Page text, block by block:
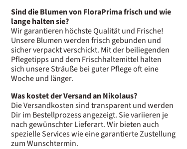
Sind die Blumen von FloraPrima frisch und wie
lange halten sie?
Wir garantieren höchste Qualität und Frische!
Unsere Blumen werden frisch gebunden und
sicher verpackt verschickt. Mit der beiliegenden
Pflegetipps und dem Frischhaltemittel halten
sich unsere Sträuße bei guter Pflege oft eine
Woche und länger.
Was kostet der Versand an Nikolaus?
Die Versandkosten sind transparent und werden
Dir im Bestellprozess angezeigt. Sie variieren je
nach gewünschter Lieferart. Wir bieten auch
spezielle Services wie eine garantierte Zustellung
zum Wunschtermin.